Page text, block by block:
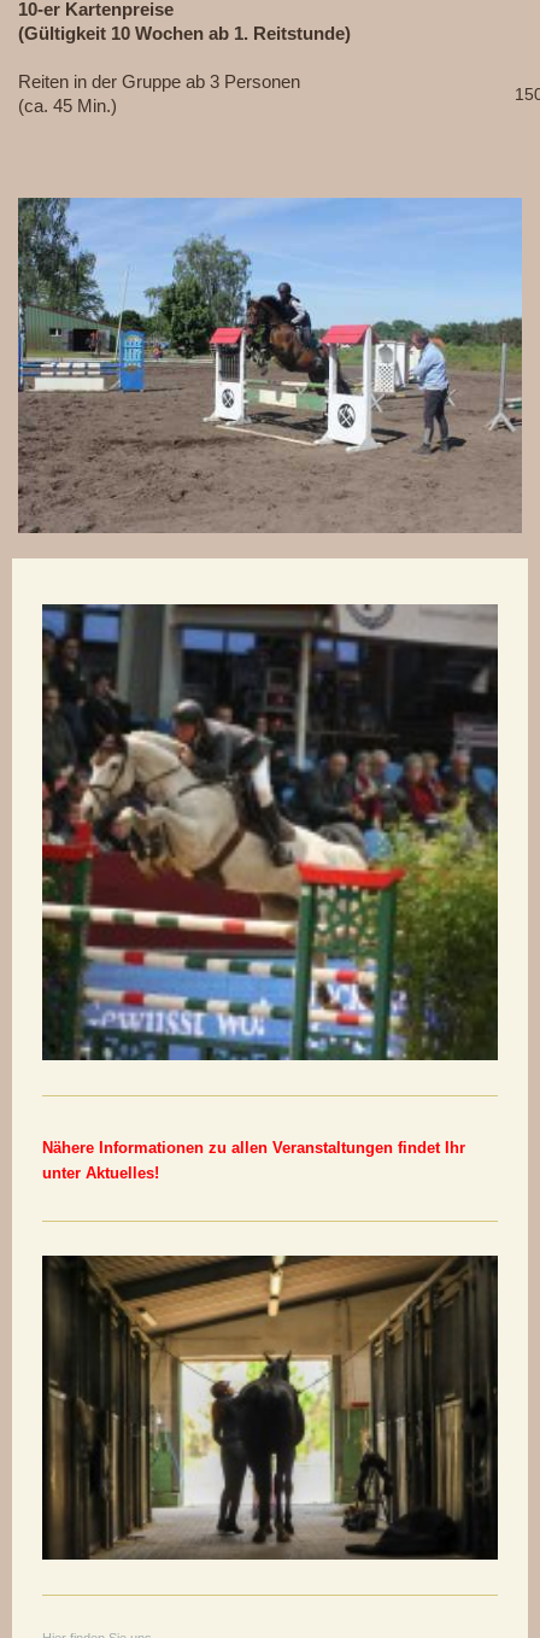
10-er Kartenpreise
(Gültigkeit 10 Wochen ab 1. Reitstunde)
Reiten in der Gruppe ab 3 Personen
(ca. 45 Min.)
Nähere Informationen zu allen Veranstaltungen findet Ihr
unter Aktuelles!